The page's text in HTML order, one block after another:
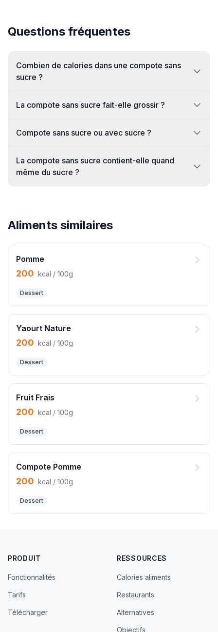
Questions fréquentes
Combien de calories dans une compote sans
sucre ?
La compote sans sucre fait-elle grossir ?
Compote sans sucre ou avec sucre ?
La compote sans sucre contient-elle quand
même du sucre ?
Aliments similaires
Pomme
200 kcal / 100g
Dessert
Yaourt Nature
200 kcal / 100g
Dessert
Fruit Frais
200 kcal / 100g
Dessert
Compote Pomme
200 kcal / 100g
Dessert
PRODUIT
Fonctionnalités
Tarifs
Télécharger
RESSOURCES
Calories aliments
Restaurants
Alternatives
Objectifs